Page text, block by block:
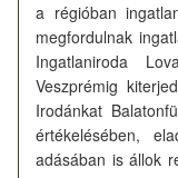
a régióban
megfordulnak
Ingatlaniroda
Veszprémig
Irodánkat
értékelésében,
adásában is állok